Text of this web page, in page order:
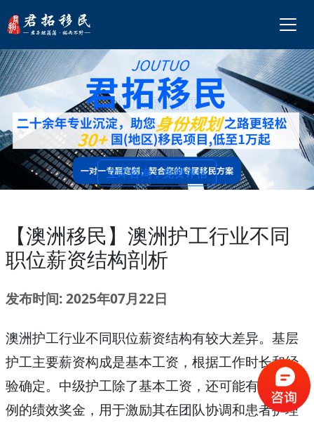
立即咨询，免费评估
【澳洲移民】澳洲护工行业不同
职位薪资结构剖析
发布时间: 2025年07月22日
澳洲护工行业不同职位薪资结构有较大差异。基层
护工主要薪资构成是基本工资，根据工作时长和经
验确定。中级护工除了基本工资，还可能有一定比
例的绩效奖金，用于激励其在团队协调和患者护理